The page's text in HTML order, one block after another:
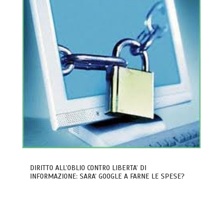
DIRITTO ALL’OBLIO CONTRO LIBERTA’ DI
INFORMAZIONE: SARA’ GOOGLE A FARNE LE SPESE?